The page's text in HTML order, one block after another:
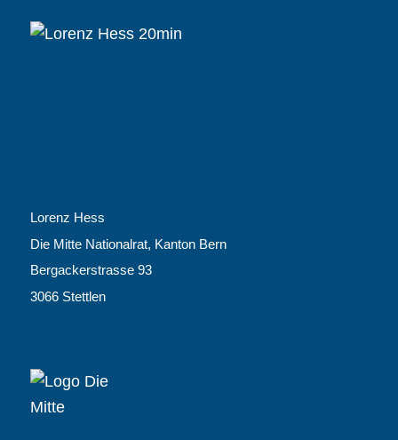
Lorenz Hess
Die Mitte Nationalrat, Kanton Bern
Bergackerstrasse 93
3066 Stettlen